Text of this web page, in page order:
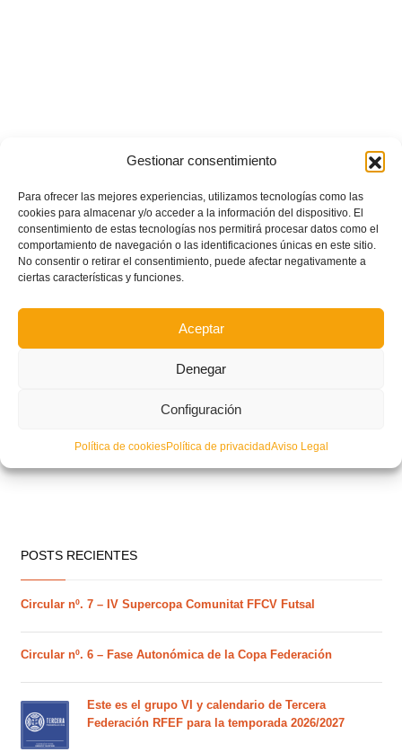
Gestionar consentimiento
Para ofrecer las mejores experiencias, utilizamos tecnologías como las
cookies para almacenar y/o acceder a la información del dispositivo. El
consentimiento de estas tecnologías nos permitirá procesar datos como el
comportamiento de navegación o las identificaciones únicas en este sitio.
No consentir o retirar el consentimiento, puede afectar negativamente a
ciertas características y funciones.
Aceptar
Denegar
Configuración
Política de cookiesPolítica de privacidadAviso Legal
POSTS RECIENTES
Circular nº. 7 – IV Supercopa Comunitat FFCV Futsal
Circular nº. 6 – Fase Autonómica de la Copa Federación
Este es el grupo VI y calendario de Tercera
Federación RFEF para la temporada 2026/2027